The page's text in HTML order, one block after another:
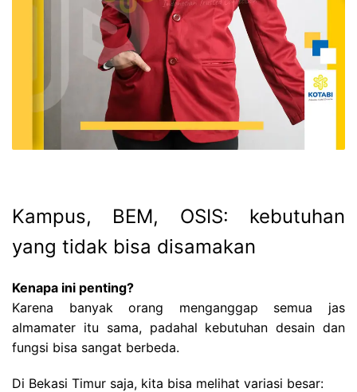
Kampus, BEM, OSIS: kebutuhan
yang tidak bisa disamakan
Kenapa ini penting?
Karena banyak orang menganggap semua jas
almamater itu sama, padahal kebutuhan desain dan
fungsi bisa sangat berbeda.
Di Bekasi Timur saja, kita bisa melihat variasi besar: